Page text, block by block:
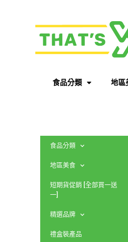
食品分類 地區
食品分類
地區美食
短期貨促銷 [全部買一送
一]
精選品牌
禮盒裝產品